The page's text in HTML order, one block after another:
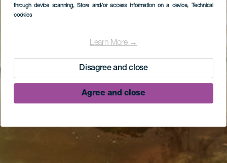
through device scanning, Store and/or access information on a device, Technical
cookies
Learn More →
Disagree and close
Agree and close